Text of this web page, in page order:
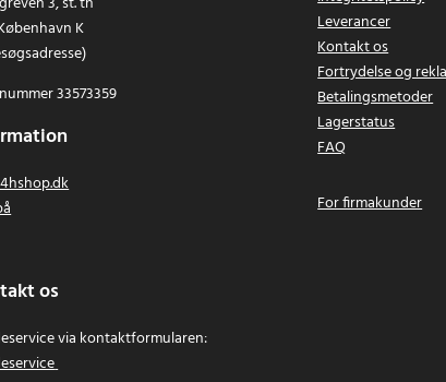
K
33573359
os
via kontaktformularen:
Leverancer
Kontakt os
Fortrydelse og
Betalingsmetoder
Lagerstatus
FAQ
For firmakunder